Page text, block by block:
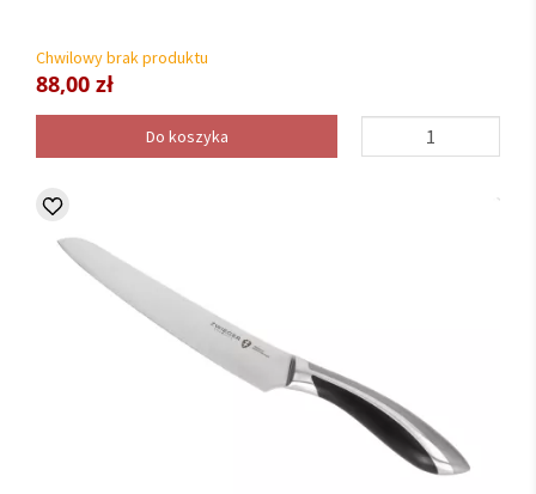
Chwilowy brak produktu
88,00 zł
Do koszyka